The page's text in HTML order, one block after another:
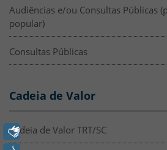
Audiências e/ou Consultas Públicas
popular)
Consultas Públicas
Cadeia de Valor
Cadeia de Valor TRT/SC
Libras